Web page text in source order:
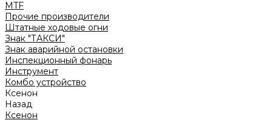
MTF
Прочие производители
Штатные ходовые огни
Знак "ТАКСИ"
Знак аварийной остановки
Инспекционный фонарь
Инструмент
Комбо устройство
Ксенон
Назад
Ксенон